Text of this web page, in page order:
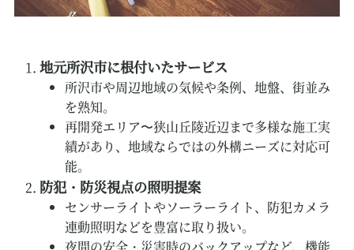
地元所沢市に根付いたサービス
所沢市や周辺地域の気候や条例、地盤、街並み
を熟知。
再開発エリア〜狭山丘陵近辺まで多様な施工実
績があり、地域ならではの外構ニーズに対応可
能。
防犯・防災視点の照明提案
センサーライトやソーラーライト、防犯カメラ
連動照明などを豊富に取り扱い。